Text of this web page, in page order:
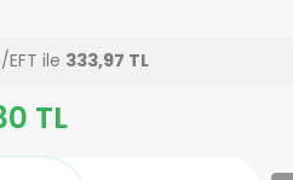
ile 333,97 TL
TL